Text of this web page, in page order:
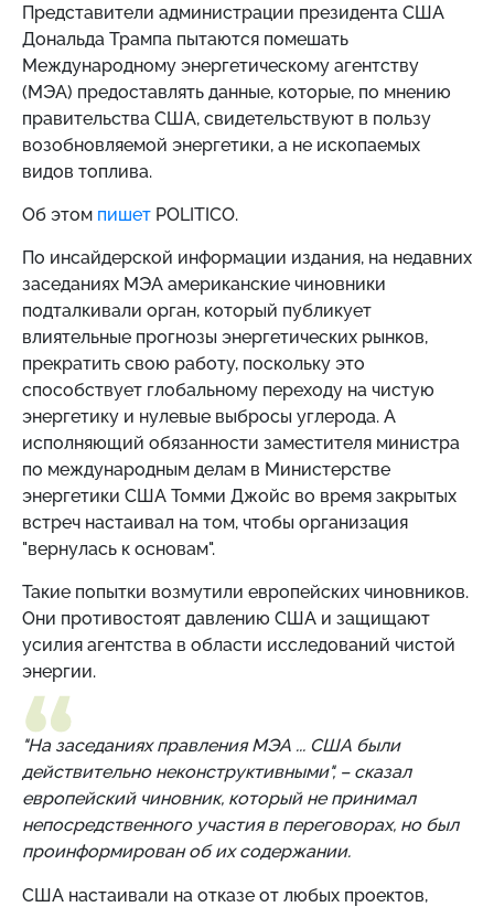
Представители администрации президента США
Дональда Трампа пытаются помешать
Международному энергетическому агентству
(МЭА) предоставлять данные, которые, по мнению
правительства США, свидетельствуют в пользу
возобновляемой энергетики, а не ископаемых
видов топлива.
Об этом пишет POLITICO.
По инсайдерской информации издания, на недавних
заседаниях МЭА американские чиновники
подталкивали орган, который публикует
влиятельные прогнозы энергетических рынков,
прекратить свою работу, поскольку это
способствует глобальному переходу на чистую
энергетику и нулевые выбросы углерода. А
исполняющий обязанности заместителя министра
по международным делам в Министерстве
энергетики США Томми Джойс во время закрытых
встреч настаивал на том, чтобы организация
"вернулась к основам".
Такие попытки возмутили европейских чиновников.
Они противостоят давлению США и защищают
усилия агентства в области исследований чистой
энергии.
"На заседаниях правления МЭА ... США были
действительно неконструктивными", – сказал
европейский чиновник, который не принимал
непосредственного участия в переговорах, но был
проинформирован об их содержании.
США настаивали на отказе от любых проектов,